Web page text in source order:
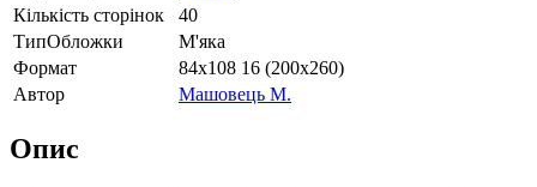
Кількість сторінок
40
ТипОбложки
М'яка
Формат
84х108 16 (200х260)
Автор
Машовець М.
Опис